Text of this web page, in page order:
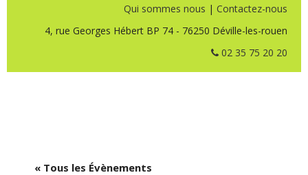
Qui sommes nous | Contactez-nous
4, rue Georges Hébert BP 74 - 76250 Déville-les-rouen
02 35 75 20 20
« Tous les Évènements